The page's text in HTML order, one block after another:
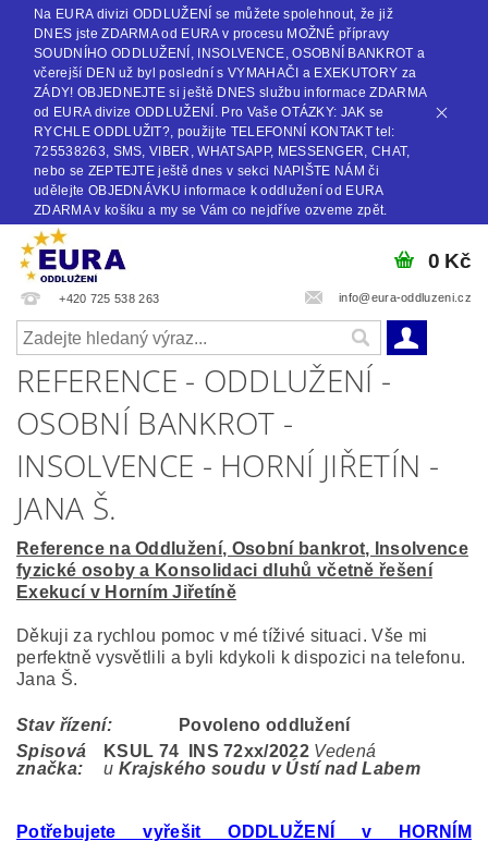
Na EURA divizi ODDLUŽENÍ se můžete spolehnout, že již
DNES jste ZDARMA od EURA v procesu MOŽNÉ přípravy
SOUDNÍHO ODDLUŽENÍ, INSOLVENCE, OSOBNÍ BANKROT a
včerejší DEN už byl poslední s VYMAHAČI a EXEKUTORY za
ZÁDY! OBJEDNEJTE si ještě DNES službu informace ZDARMA
od EURA divize ODDLUŽENÍ. Pro Vaše OTÁZKY: JAK se
RYCHLE ODDLUŽIT?, použijte TELEFONNÍ KONTAKT tel:
725538263, SMS, VIBER, WHATSAPP, MESSENGER, CHAT,
nebo se ZEPTEJTE ještě dnes v sekci NAPIŠTE NÁM či
udělejte OBJEDNÁVKU informace k oddlužení od EURA
ZDARMA v košíku a my se Vám co nejdříve ozveme zpět.
+420 725 538 263 info@eura-oddluzeni.cz
0 Kč
REFERENCE - ODDLUŽENÍ -
OSOBNÍ BANKROT -
INSOLVENCE - HORNÍ JIŘETÍN -
JANA Š.
Reference na Oddlužení, Osobní bankrot, Insolvence
fyzické osoby a Konsolidaci dluhů včetně řešení
Exekucí v Horním Jiřetíně
Děkuji za rychlou pomoc v mé tíživé situaci. Vše mi
perfektně vysvětlili a byli kdykoli k dispozici na telefonu.
Jana Š.
Stav řízení:
Povoleno oddlužení
Spisová
značka:
KSUL 74 INS 72xx/2022 Vedená
u Krajského soudu v Ústí nad Labem
Potřebujete vyřešit ODDLUŽENÍ v HORNÍM